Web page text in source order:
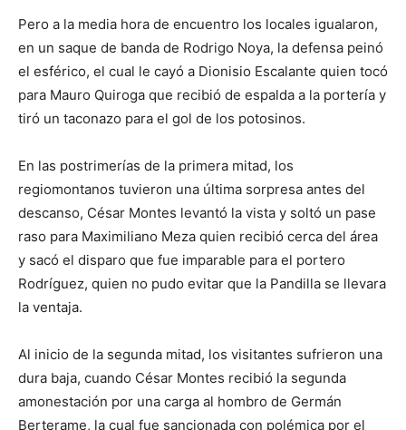
Pero a la media hora de encuentro los locales igualaron,
en un saque de banda de Rodrigo Noya, la defensa peinó
el esférico, el cual le cayó a Dionisio Escalante quien tocó
para Mauro Quiroga que recibió de espalda a la portería y
tiró un taconazo para el gol de los potosinos.
En las postrimerías de la primera mitad, los
regiomontanos tuvieron una última sorpresa antes del
descanso, César Montes levantó la vista y soltó un pase
raso para Maximiliano Meza quien recibió cerca del área
y sacó el disparo que fue imparable para el portero
Rodríguez, quien no pudo evitar que la Pandilla se llevara
la ventaja.
Al inicio de la segunda mitad, los visitantes sufrieron una
dura baja, cuando César Montes recibió la segunda
amonestación por una carga al hombro de Germán
Berterame, la cual fue sancionada con polémica por el